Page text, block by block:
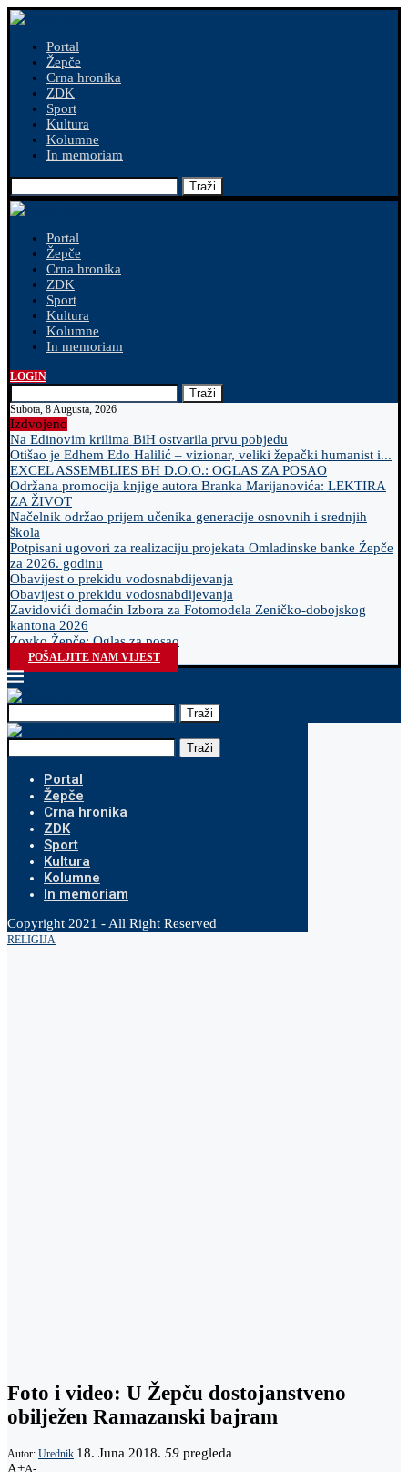
Portal
Žepče
Crna hronika
ZDK
Sport
Kultura
Kolumne
In memoriam
Traži
Portal
Žepče
Crna hronika
ZDK
Sport
Kultura
Kolumne
In memoriam
LOGIN
Traži
Subota, 8 Augusta, 2026
Izdvojeno
Na Edinovim krilima BiH ostvarila prvu pobjedu
Otišao je Edhem Edo Halilić – vizionar, veliki žepački humanist i...
EXCEL ASSEMBLIES BH D.O.O.: OGLAS ZA POSAO
Održana promocija knjige autora Branka Marijanovića: LEKTIRA
ZA ŽIVOT
Načelnik održao prijem učenika generacije osnovnih i srednjih
škola
Potpisani ugovori za realizaciju projekata Omladinske banke Žepče
za 2026. godinu
Obavijest o prekidu vodosnabdijevanja
Obavijest o prekidu vodosnabdijevanja
Zavidovići domaćin Izbora za Fotomodela Zeničko-dobojskog
kantona 2026
Zovko Žepče: Oglas za posao
POŠALJITE NAM VIJEST
Traži
Traži
Portal
Žepče
Crna hronika
ZDK
Sport
Kultura
Kolumne
In memoriam
Copyright 2021 - All Right Reserved
RELIGIJA
Foto i video: U Žepču dostojanstveno
obilježen Ramazanski bajram
Autor: Urednik 18. Juna 2018. 59 pregleda
A+